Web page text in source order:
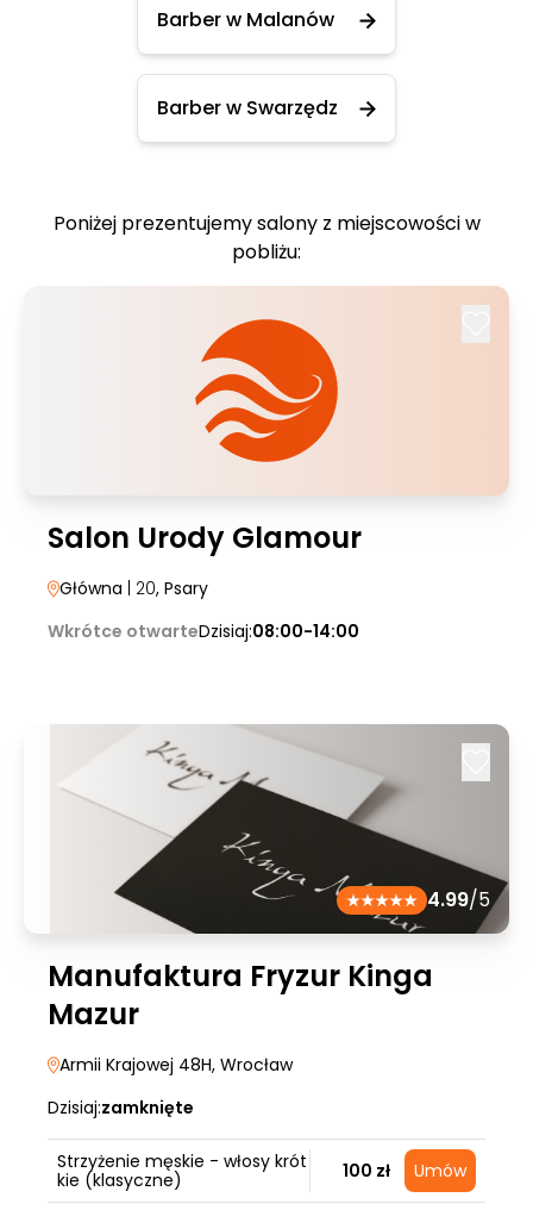
Barber w Malanów
Barber w Swarzędz
Poniżej prezentujemy salony z miejscowości w
pobliżu:
Salon Urody Glamour
Główna | 20, Psary
Wkrótce otwarteDzisiaj:08:00-14:00
4.99/5
Manufaktura Fryzur Kinga
Mazur
Armii Krajowej 48H, Wrocław
Dzisiaj:zamknięte
Strzyżenie męskie - włosy krót
kie (klasyczne)
100 zł Umów